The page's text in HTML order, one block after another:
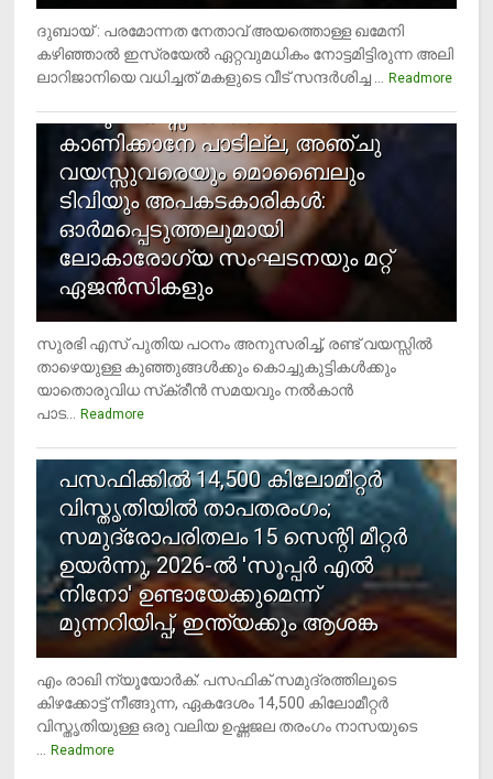
ദുബായ് : പരമോന്നത നേതാവ് അയത്തൊള്ള ഖമേനി
കഴിഞ്ഞാല്‍ ഇസ്രയേല്‍ ഏറ്റവുമധികം നോട്ടമിട്ടിരുന്ന അലി
ലാറിജാനിയെ വധിച്ചത് മകളുടെ വീട് സന്ദര്‍ശിച്ച ...
Readmore
4
രണ്ടു വയസ്സില്‍ താഴെ സ്‌ക്രീന്‍
കാണിക്കാനേ പാടില്ല, അഞ്ചു
വയസ്സുവരെയും മൊബൈലും
ടിവിയും അപകടകാരികള്‍:
ഓര്‍മപ്പെടുത്തലുമായി
ലോകാരോഗ്യ സംഘടനയും മറ്റ്
ഏജന്‍സികളും
സുരഭി എസ് പുതിയ പഠനം അനുസരിച്ച്, രണ്ട് വയസ്സില്‍
താഴെയുള്ള കുഞ്ഞുങ്ങള്‍ക്കും കൊച്ചുകുട്ടികള്‍ക്കും
യാതൊരുവിധ സ്‌ക്രീന്‍ സമയവും നല്‍കാന്‍
പാട...
Readmore
പസഫിക്കില്‍ 14,500 കിലോമീറ്റര്‍
വിസ്തൃതിയില്‍ താപതരംഗം;
സമുദ്രോപരിതലം 15 സെന്റി മീറ്റര്‍
ഉയര്‍ന്നു, 2026-ല്‍ 'സൂപ്പര്‍ എല്‍
നിനോ' ഉണ്ടായേക്കുമെന്ന്
മുന്നറിയിപ്പ്, ഇന്ത്യക്കും ആശങ്ക
എം രാഖി ന്യൂയോര്‍ക്: പസഫിക് സമുദ്രത്തിലൂടെ
കിഴക്കോട്ട് നീങ്ങുന്ന, ഏകദേശം 14,500 കിലോമീറ്റര്‍
വിസ്തൃതിയുള്ള ഒരു വലിയ ഉഷ്ണജല തരംഗം നാസയുടെ
Readmore